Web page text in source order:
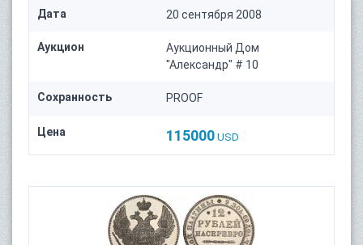
Дата 20 сентября 2008
Аукцион
Аукционный Дом
"Александр" # 10
Сохранность PROOF
Цена 115000 USD